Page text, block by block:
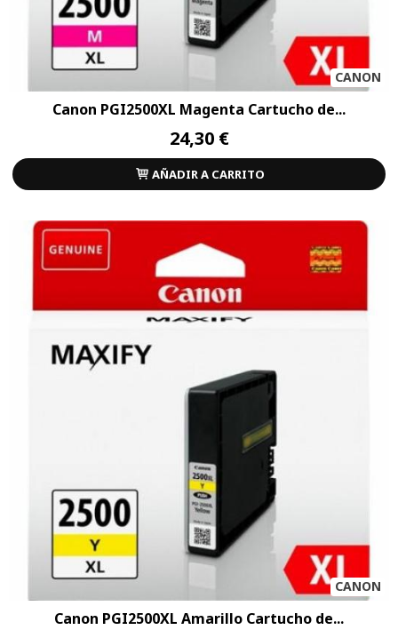
CANON
Canon PGI2500XL Magenta Cartucho de...
24,30 €
AÑADIR A CARRITO
CANON
Canon PGI2500XL Amarillo Cartucho de...